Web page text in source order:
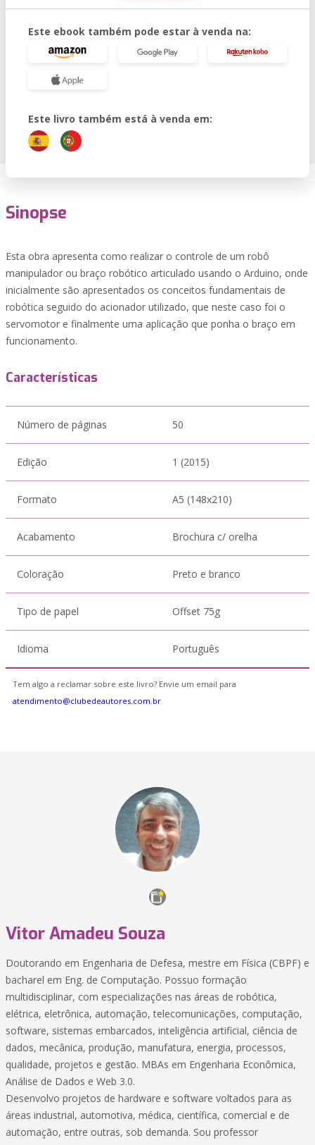
Este ebook também pode estar à venda na:
Este livro também está à venda em:
Sinopse
Esta obra apresenta como realizar o controle de um robô
manipulador ou braço robótico articulado usando o Arduino, onde
inicialmente são apresentados os conceitos fundamentais de
robótica seguido do acionador utilizado, que neste caso foi o
servomotor e finalmente uma aplicação que ponha o braço em
funcionamento.
Características
Número de páginas 50
Edição 1 (2015)
Formato A5 (148x210)
Acabamento Brochura c/ orelha
Coloração Preto e branco
Tipo de papel Offset 75g
Idioma Português
Tem algo a reclamar sobre este livro? Envie um email para
atendimento@clubedeautores.com.br
Vitor Amadeu Souza
Doutorando em Engenharia de Defesa, mestre em Física (CBPF) e
bacharel em Eng. de Computação. Possuo formação
multidisciplinar, com especializações nas áreas de robótica,
elétrica, eletrônica, automação, telecomunicações, computação,
software, sistemas embarcados, inteligência artificial, ciência de
dados, mecânica, produção, manufatura, energia, processos,
qualidade, projetos e gestão. MBAs em Engenharia Econômica,
Análise de Dados e Web 3.0.
Desenvolvo projetos de hardware e software voltados para as
áreas industrial, automotiva, médica, científica, comercial e de
automação, entre outras, sob demanda. Sou professor